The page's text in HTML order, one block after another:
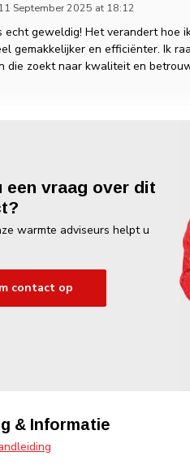
September 2025 at 18:12
echt geweldig! Het verandert hoe
gemakkelijker en efficiënter. Ik
die zoekt naar kwaliteit en
een vraag over dit
warmte adviseurs helpt u
contact op
& Informatie